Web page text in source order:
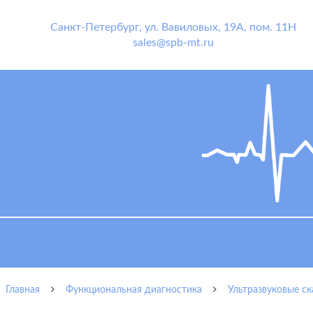
Санкт-Петербург, ул. Вавиловых, 19А, пом. 11Н
sales@spb-mt.ru
Главная Функциональная диагностика Ультразвуковые